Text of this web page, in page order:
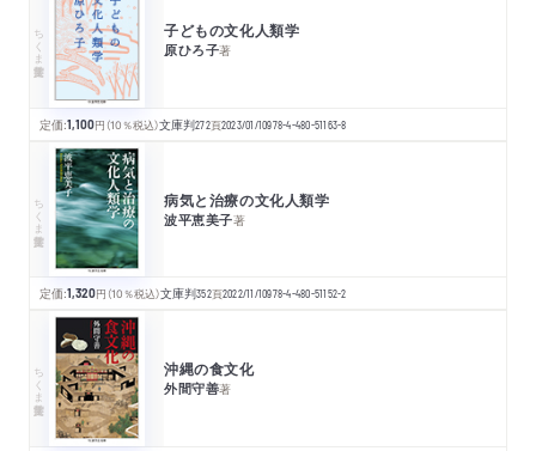
ちくま学芸文庫 子どもの文化人類学
原ひろ子著
定価:1,100円 （10％税込）文庫判272頁2023/01/10978-4-480-51163-8
ちくま学芸文庫 病気と治療の文化人類学
波平恵美子著
定価:1,320円 （10％税込）文庫判352頁2022/11/10978-4-480-51152-2
ちくま学芸文庫 沖縄の食文化
外間守善著